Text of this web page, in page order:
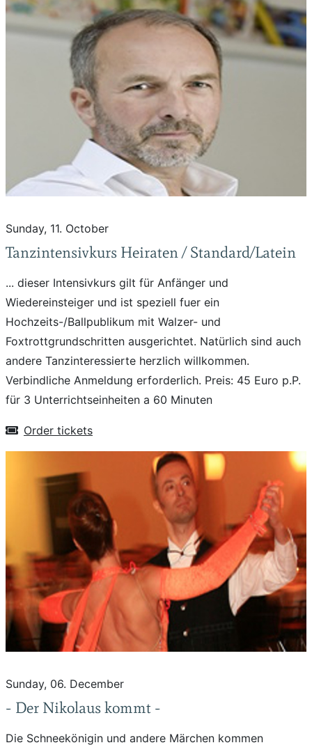
Sunday, 11. October
Tanzintensivkurs Heiraten / Standard/Latein
... dieser Intensivkurs gilt für Anfänger und
Wiedereinsteiger und ist speziell fuer ein
Hochzeits-/Ballpublikum mit Walzer- und
Foxtrottgrundschritten ausgerichtet. Natürlich sind auch
andere Tanzinteressierte herzlich willkommen.
Verbindliche Anmeldung erforderlich. Preis: 45 Euro p.P.
für 3 Unterrichtseinheiten a 60 Minuten
Order tickets
Sunday, 06. December
- Der Nikolaus kommt -
Die Schneekönigin und andere Märchen kommen